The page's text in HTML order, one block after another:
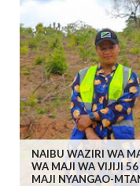
NAIBU WAZIRI WA
WA MAJI WA VIJIJI
MAJI NYANGAO-